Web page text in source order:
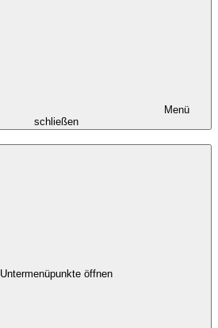
Menü
schließen
Untermenüpunkte öffnen